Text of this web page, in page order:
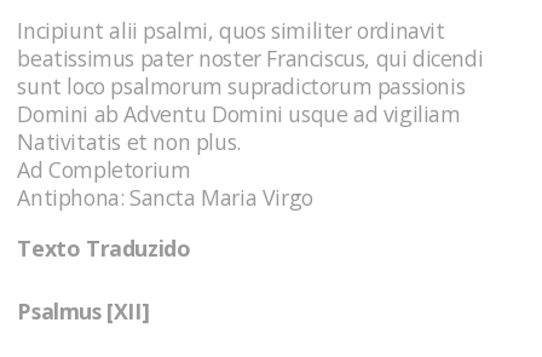
Incipiunt alii psalmi, quos similiter ordinavit
beatissimus pater noster Franciscus, qui dicendi
sunt loco psalmorum supradictorum passionis
Domini ab Adventu Domini usque ad vigiliam
Nativitatis et non plus.
Ad Completorium
Antiphona: Sancta Maria Virgo
Texto Traduzido
Psalmus [XII]